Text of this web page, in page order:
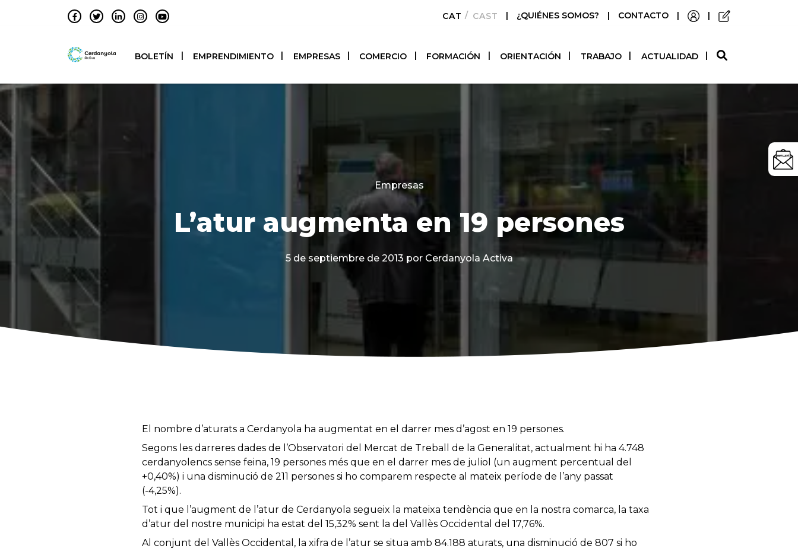
CATALÀCASTELLANO
| ¿QUIÉNES SOMOS? | CONTACTO | |
BOLETÍN EMPRENDIMIENTO EMPRESAS COMERCIO FORMACIÓN ORIENTACIÓN TRABAJO ACTUALIDAD
Categories
Empresas
L’atur augmenta en 19 persones
5 de septiembre de 2013 por Cerdanyola Activa
El nombre d’aturats a Cerdanyola ha augmentat en el darrer mes d’agost en 19 persones.
Segons les darreres dades de l’Observatori del Mercat de Treball de la Generalitat, actualment hi ha 4.748
cerdanyolencs sense feina, 19 persones més que en el darrer mes de juliol (un augment percentual del
+0,40%) i una disminució de 211 persones si ho comparem respecte al mateix període de l’any passat
(-4,25%).
Tot i que l’augment de l’atur de Cerdanyola segueix la mateixa tendència que en la nostra comarca, la taxa
d’atur del nostre municipi ha estat del 15,32% sent la del Vallès Occidental del 17,76%.
Al conjunt del Vallès Occidental, la xifra de l’atur se situa amb 84.188 aturats, una disminució de 807 si ho